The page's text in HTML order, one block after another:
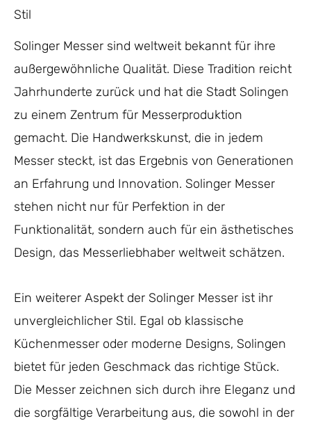
Stil
Solinger Messer sind weltweit bekannt für ihre
außergewöhnliche Qualität. Diese Tradition reicht
Jahrhunderte zurück und hat die Stadt Solingen
zu einem Zentrum für Messerproduktion
gemacht. Die Handwerkskunst, die in jedem
Messer steckt, ist das Ergebnis von Generationen
an Erfahrung und Innovation. Solinger Messer
stehen nicht nur für Perfektion in der
Funktionalität, sondern auch für ein ästhetisches
Design, das Messerliebhaber weltweit schätzen.
Ein weiterer Aspekt der Solinger Messer ist ihr
unvergleichlicher Stil. Egal ob klassische
Küchenmesser oder moderne Designs, Solingen
bietet für jeden Geschmack das richtige Stück.
Die Messer zeichnen sich durch ihre Eleganz und
die sorgfältige Verarbeitung aus, die sowohl in der